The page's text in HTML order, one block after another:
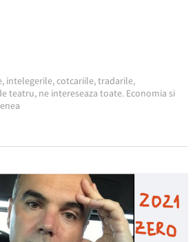
intelegerile, cotcariile, tradarile,
teatru, ne intereseaza toate. Economia si